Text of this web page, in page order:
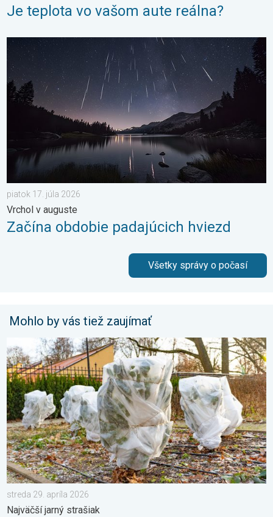
Je teplota vo vašom aute reálna?
Začína obdobie padajúcich hviezd. Vrchol v auguste. . .
piatok 17. júla 2026
Vrchol v auguste
Začína obdobie padajúcich hviezd
Všetky správy o počasí
Mohlo by vás tiež zaujímať
Ako účinne ochrániť úrodu pred mrazmi?. Najväčší jarný
streda 29. apríla 2026
Najväčší jarný strašiak